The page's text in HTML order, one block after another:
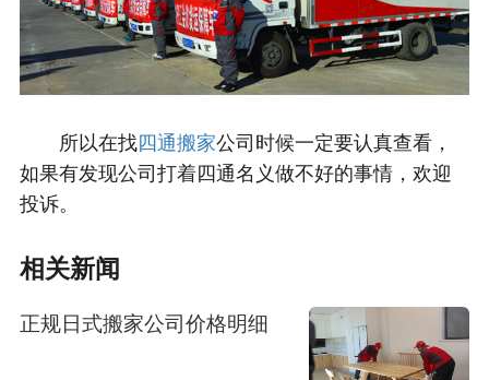
所以在找四通搬家公司时候一定要认真查看，
如果有发现公司打着四通名义做不好的事情，欢迎
投诉。
相关新闻
正规日式搬家公司价格明细